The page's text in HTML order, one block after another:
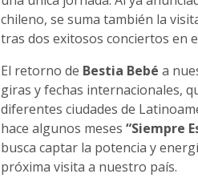
chileno, se suma también la
tras dos exitosos conciertos en
El retorno de Bestia Bebé a
giras y fechas internacionales,
diferentes ciudades de
hace algunos meses “Siempre
busca captar la potencia y
próxima visita a nuestro país.